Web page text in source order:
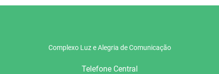
Complexo Luz e Alegria de Comunicação
Telefone Central